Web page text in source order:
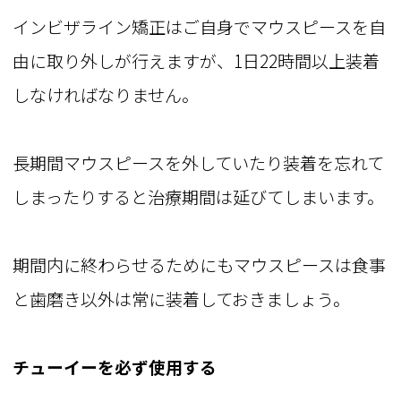
インビザライン矯正はご自身でマウスピースを自
由に取り外しが行えますが、1日22時間以上装着
しなければなりません。
長期間マウスピースを外していたり装着を忘れて
しまったりすると治療期間は延びてしまいます。
期間内に終わらせるためにもマウスピースは食事
と歯磨き以外は常に装着しておきましょう。
チューイーを必ず使用する